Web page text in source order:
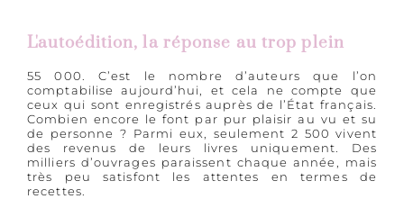
L'autoédition, la réponse au trop plein
55 000. C’est le nombre d’auteurs que l’on
comptabilise aujourd’hui, et cela ne compte que
ceux qui sont enregistrés auprès de l’État français.
Combien encore le font par pur plaisir au vu et su
de personne ? Parmi eux, seulement 2 500 vivent
des revenus de leurs livres uniquement. Des
milliers d’ouvrages paraissent chaque année, mais
très peu satisfont les attentes en termes de
recettes.